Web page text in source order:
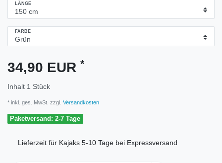
LÄNGE
FARBE
34,90 EUR *
Inhalt 1 Stück
* inkl. ges. MwSt. zzgl. Versandkosten
Paketversand: 2-7 Tage
Lieferzeit für Kajaks 5-10 Tage bei Expressversand